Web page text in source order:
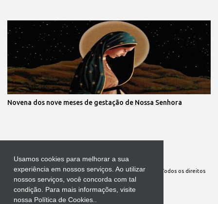
Usamos cookies para melhorar a sua
experiência em nossos serviços. Ao utilizar
nossos serviços, você concorda com tal
condição. Para mais informações, visite
nossa Política de Cookies..
Novena dos nove meses de gestação de Nossa Senhora
Site Oficial da Comunidade Nossa Senhora cuida de mim. Todos os direitos
reservados